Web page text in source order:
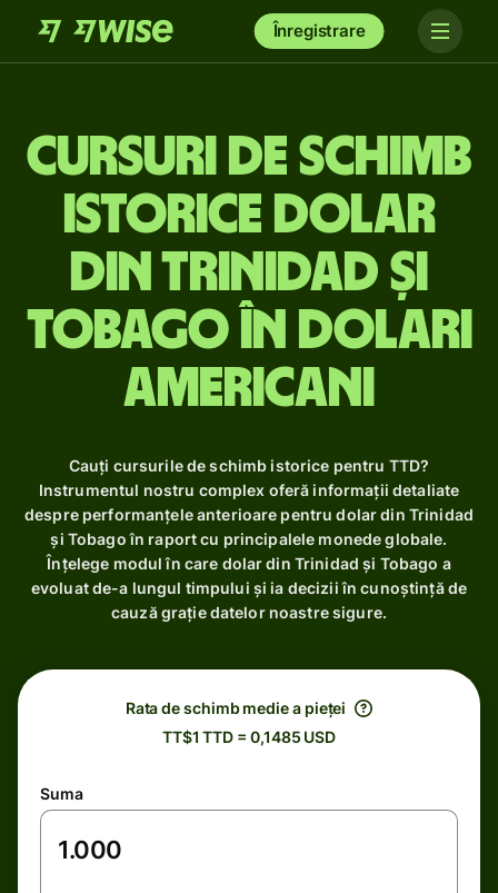
Înregistrare
Cursuri de schimb
istorice dolar
din Trinidad și
Tobago în dolari
americani
Cauți cursurile de schimb istorice pentru TTD?
Instrumentul nostru complex oferă informații detaliate
despre performanțele anterioare pentru dolar din Trinidad
și Tobago în raport cu principalele monede globale.
Înțelege modul în care dolar din Trinidad și Tobago a
evoluat de-a lungul timpului și ia decizii în cunoștință de
cauză grație datelor noastre sigure.
Rata de schimb medie a pieței
TT$1 TTD = 0,1485 USD
Suma